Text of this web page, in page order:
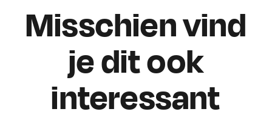
Misschien vind
je dit ook
interessant